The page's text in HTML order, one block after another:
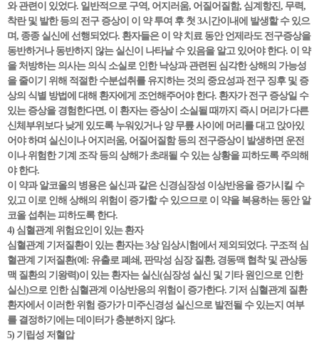
와 관련이 있었다. 일반적으로 구역, 어지러움, 어질어질함, 심계항진, 무력,
착란 및 발한 등의 전구 증상이 이 약 투여 후 첫 3시간이내에 발생할 수 있으
며, 종종 실신에 선행되었다. 환자들은 이 약 치료 동안 언제라도 전구증상을
동반하거나 동반하지 않는 실신이 나타날 수 있음을 알고 있어야 한다. 이 약
을 처방하는 의사는 의식 소실로 인한 낙상과 관련된 심각한 상해의 가능성
을 줄이기 위해 적절한 수분섭취를 유지하는 것의 중요성과 전구 징후 및 증
상의 식별 방법에 대해 환자에게 조언해주어야 한다. 환자가 전구 증상일 수
있는 증상을 경험한다면, 이 환자는 증상이 소실될 때까지 즉시 머리가 다른
신체부위보다 낮게 있도록 누워있거나 양 무릎 사이에 머리를 대고 앉아있
어야 하며 실신이나 어지러움, 어질어질함 등의 전구증상이 발생하면 운전
이나 위험한 기계 조작 등의 상해가 초래될 수 있는 상황을 피하도록 주의해
야 한다.
이 약과 알코올의 병용은 실신과 같은 신경심장성 이상반응을 증가시킬 수
있고 이로 인해 상해의 위험이 증가할 수 있으므로 이 약을 복용하는 동안 알
코올 섭취는 피하도록 한다.
4) 심혈관계 위험요인이 있는 환자
심혈관계 기저질환이 있는 환자는 3상 임상시험에서 제외되었다. 구조적 심
혈관계 기저질환(예: 유출로 폐쇄, 판막성 심장 질환, 경동맥 협착 및 관상동
맥 질환의 기왕력)이 있는 환자는 실신(심장성 실신 및 기타 원인으로 인한
실신)으로 인한 심혈관계 이상반응의 위험이 증가한다. 기저 심혈관계 질환
환자에서 이러한 위험 증가가 미주신경성 실신으로 발전될 수 있는지 여부
를 결정하기에는 데이터가 충분하지 않다.
5) 기립성 저혈압